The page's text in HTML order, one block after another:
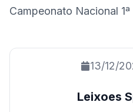
Campeonato Nacional
13/12/
Leixoes